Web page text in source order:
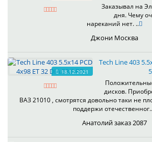
Заказывал на
дня. Чему
нареканий нет. ..
Джони Москва
18.12.2021
Tech Line 403
дисков.
ВАЗ 21010 , смотрятся довольно таки не
поддержи отечественног..
Анатолий заказ 2087